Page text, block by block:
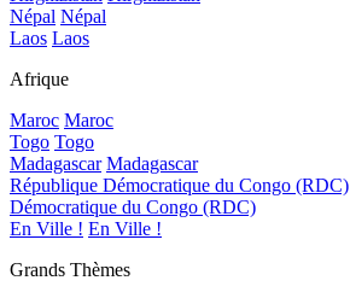
Népal Népal
Laos Laos
Afrique
Maroc Maroc
Togo Togo
Madagascar Madagascar
République Démocratique du Congo (RDC)
Démocratique du Congo (RDC)
En Ville ! En Ville !
Grands Thèmes